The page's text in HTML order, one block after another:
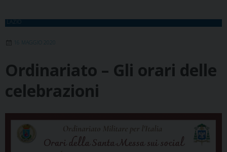
LAZIO
16 MAGGIO 2020
Ordinariato – Gli orari delle
celebrazioni